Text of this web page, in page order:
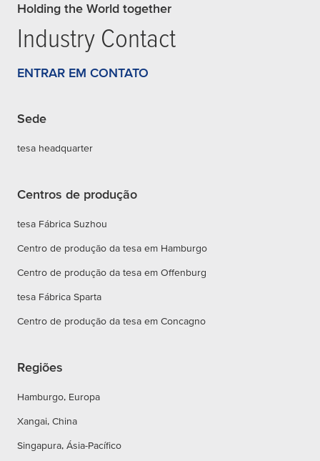
Holding the World together
Industry Contact
ENTRAR EM CONTATO
Sede
tesa headquarter
Centros de produção
tesa Fábrica Suzhou
Centro de produção da tesa em Hamburgo
Centro de produção da tesa em Offenburg
tesa Fábrica Sparta
Centro de produção da tesa em Concagno
Regiões
Hamburgo, Europa
Xangai, China
Singapura, Ásia-Pacífico